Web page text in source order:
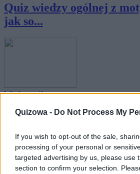
Quizowa - Do Not Process My
If you wish to opt-out of the sale,
processing of your personal or
targeted advertising by us, please use
section to confirm your selection.
Quiz wiedzy ogólnej z
jak so...
Wiedza ogólna
Quiz wiedzy ogólnej z